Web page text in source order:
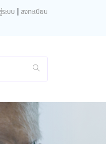
ระบบ | ลงทะเบียน